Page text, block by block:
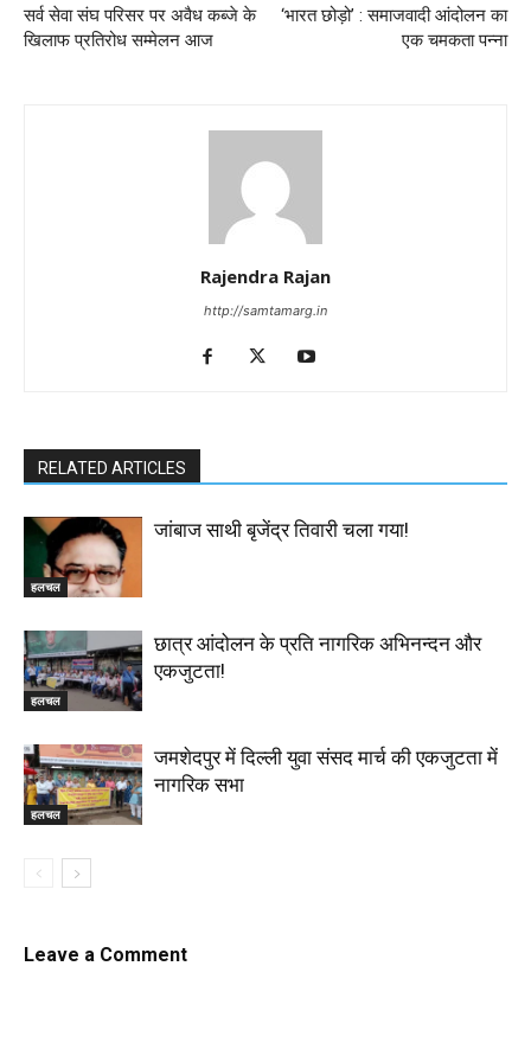
सर्व सेवा संघ परिसर पर अवैध कब्जे के
खिलाफ प्रतिरोध सम्मेलन आज
‘भारत छोड़ो’ : समाजवादी आंदोलन का
एक चमकता पन्ना
Rajendra Rajan
http://samtamarg.in
RELATED ARTICLES
हलचल
जांबाज साथी बृजेंद्र तिवारी चला गया!
हलचल
छात्र आंदोलन के प्रति नागरिक अभिनन्दन और
एकजुटता!
हलचल
जमशेदपुर में दिल्ली युवा संसद मार्च की एकजुटता में
नागरिक सभा
Leave a Comment